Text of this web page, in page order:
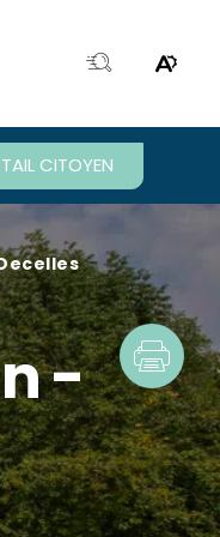
fenêtre
de
recherche.
CITOYEN